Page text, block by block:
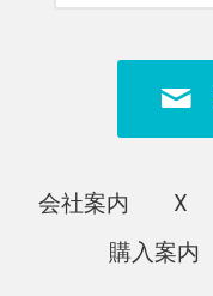
会社案内 X
購入案内